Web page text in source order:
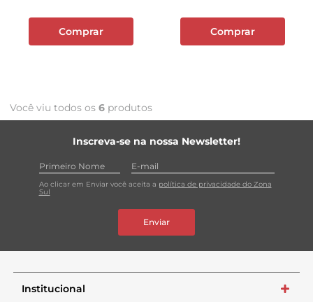
Comprar Comprar
Você viu todos os 6 produtos
Inscreva-se na nossa Newsletter!
Ao clicar em Enviar você aceita a política de privacidade do Zona
Sul
Enviar
Institucional +